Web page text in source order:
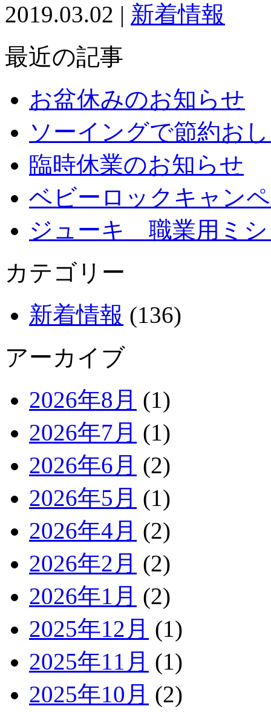
2019.03.02 | 新着情報
最近の記事
お盆休みのお知らせ
ソーイングで節約お
臨時休業のお知らせ
ベビーロックキャン
ジューキ 職業用ミ
カテゴリー
新着情報 (136)
アーカイブ
2026年8月 (1)
2026年7月 (1)
2026年6月 (2)
2026年5月 (1)
2026年4月 (2)
2026年2月 (2)
2026年1月 (2)
2025年12月 (1)
2025年11月 (1)
2025年10月 (2)